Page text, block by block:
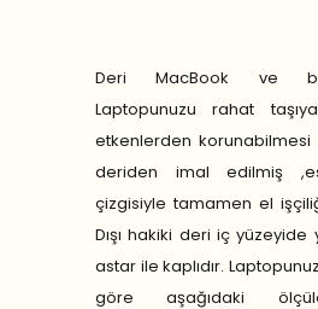
Deri MacBook ve
Laptopunuzu rahat
etkenlerden
deriden imal edilmiş
çizgisiyle tamamen el
Dışı hakiki deri iç
astar ile kaplıdır.
göre aşağıdaki